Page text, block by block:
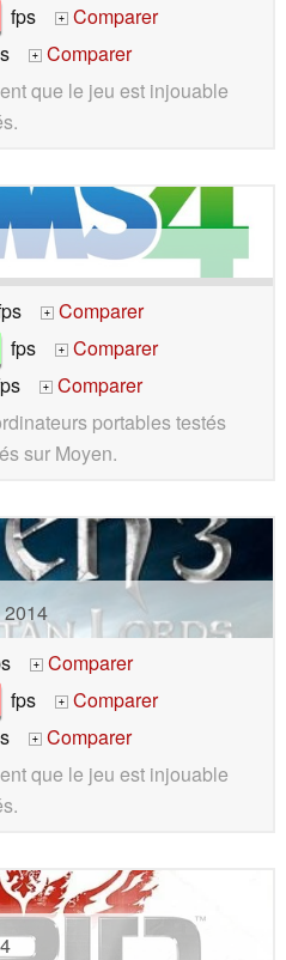
fps +
Comparer
+
Comparer
que le jeu est injouable
+
Comparer
fps +
Comparer
+
Comparer
portables testés
sur Moyen.
2014
+
Comparer
fps +
Comparer
+
Comparer
que le jeu est injouable